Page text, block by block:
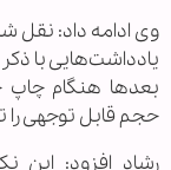
وی ادامه داد: نقل
یادداشت‌هایی با
بعدها هنگام
حجم قابل توجهی
رشاد افزود: